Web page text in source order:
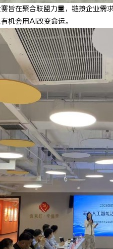
旨在聚合联盟力量，链接企业
机会用AI改变命运。